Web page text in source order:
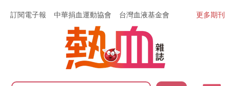
訂閱電子報 中華捐血運動協會 台灣血液基金會 更多期刊